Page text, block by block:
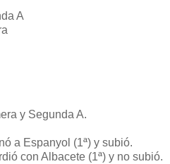
A
y Segunda A.
a Espanyol (1ª) y subió.
con Albacete (1ª) y no subió.